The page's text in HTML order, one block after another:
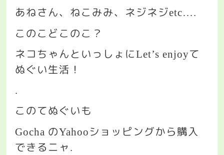
あねさん、ねこみみ、ネジネジetc….
このこどこのこ？
ネコちゃんといっしょにLet’s enjoyて
ぬぐい生活！
.
このてぬぐいも
Gocha のYahoo ショッピングから購入
できるニャ .